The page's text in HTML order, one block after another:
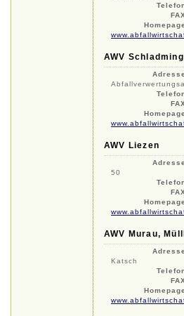
AWV Schladming
AWV Liezen
50
AWV Murau,
Katsch